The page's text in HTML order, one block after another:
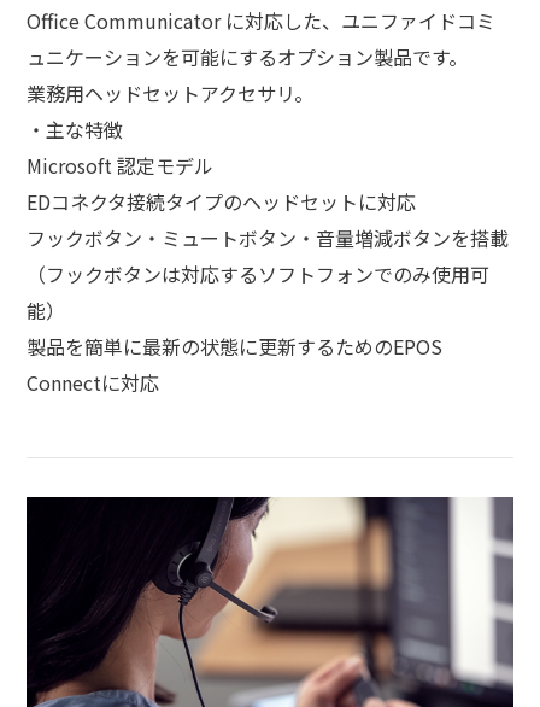
Office Communicator に対応した、ユニファイドコミ
ュニケーションを可能にするオプション製品です。
業務用ヘッドセットアクセサリ。
・主な特徴
Microsoft 認定モデル
EDコネクタ接続タイプのヘッドセットに対応
フックボタン・ミュートボタン・音量増減ボタンを搭載
（フックボタンは対応するソフトフォンでのみ使用可
能）
製品を簡単に最新の状態に更新するためのEPOS
Connectに対応